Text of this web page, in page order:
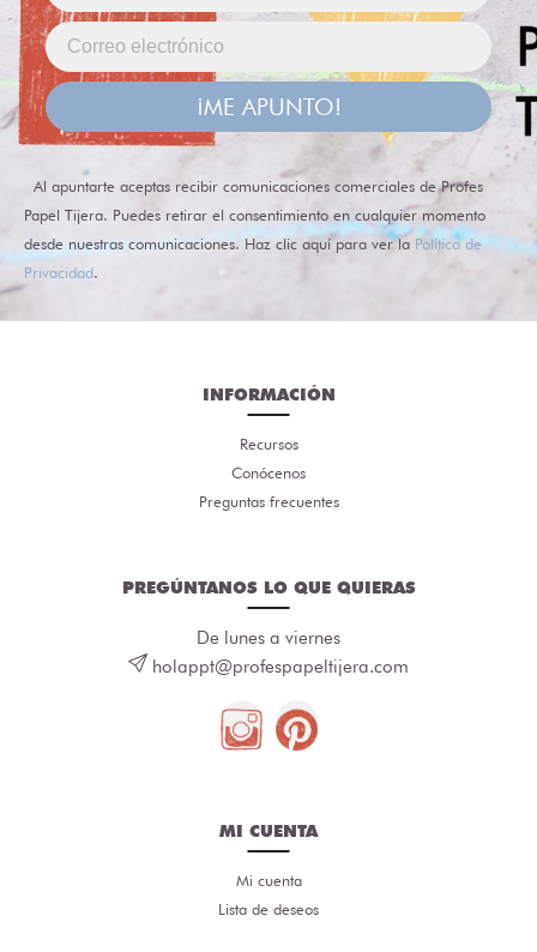
¡ME APUNTO!
Al apuntarte aceptas recibir comunicaciones comerciales de Profes
Papel Tijera. Puedes retirar el consentimiento en cualquier momento
desde nuestras comunicaciones. Haz clic aquí para ver la Política de
Privacidad.
INFORMACIÓN
Recursos
Conócenos
Preguntas frecuentes
PREGÚNTANOS LO QUE QUIERAS
De lunes a viernes
holappt@profespapeltijera.com
MI CUENTA
Mi cuenta
Lista de deseos